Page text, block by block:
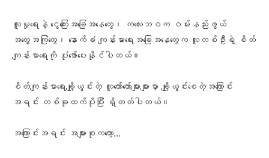
လူမှုရေးနဲ့ ငွေကြေးအခြေအနေတွေ၊ ကလေးဘဝက ဝမ်းနည်းဖွယ်
အတွေ့အကြုံတွေ၊ နောက်ခံ ကျန်းမာရေးအခြေအနေတွေက လူတစ်ဦးရဲ့ စိတ်
ကျန်းမာရေးကို ပုံဖော်ပေးနိုင်ပါတယ်။
စိတ်ကျန်းမာရေးချို့ယွင်းတဲ့ လူတော်တော်များများမှာ ချို့ယွင်းစေတဲ့အကြောင်း
အရင်း တစ်ခုထက်ပိုပြီး ရှိတတ်ပါတယ်။
အကြောင်းအရင်း အများစုကတော့…